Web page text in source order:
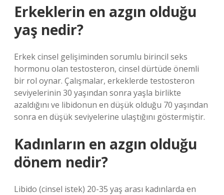
Erkeklerin en azgın olduğu
yaş nedir?
Erkek cinsel gelişiminden sorumlu birincil seks
hormonu olan testosteron, cinsel dürtüde önemli
bir rol oynar. Çalışmalar, erkeklerde testosteron
seviyelerinin 30 yaşından sonra yaşla birlikte
azaldığını ve libidonun en düşük olduğu 70 yaşından
sonra en düşük seviyelerine ulaştığını göstermiştir.
Kadınların en azgın olduğu
dönem nedir?
Libido (cinsel istek) 20-35 yaş arası kadınlarda en